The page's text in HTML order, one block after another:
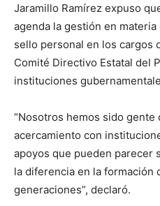
Jaramillo Ramírez expuso
agenda la gestión en
sello personal en los cargos
Comité Directivo Estatal del
instituciones
“Nosotros hemos sido gente
acercamiento con
apoyos que pueden parecer
la diferencia en la formación
generaciones”, declaró.